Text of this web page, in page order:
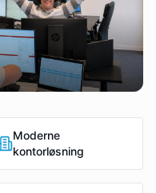
Moderne
kontorløsning